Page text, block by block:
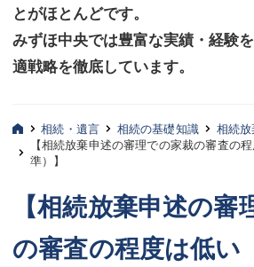
お客様へ
みずほ中央の特長・実質編
弁護士紹介
酒井 博之
坂本 陽一
とがほとんどです。
みずほ中央では豊富な実績・経験
適戦略を徹底しています。
お客様へ
みずほ中央の特長・実質編
弁護士紹介
酒井 博之
坂本 陽一
相続・遺言 相続の基礎知識
相続放
【相続放棄申述の審理での家裁の審査の
準）】
【相続放棄申述の審
の審査の程度は低い